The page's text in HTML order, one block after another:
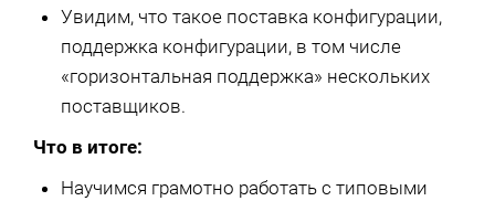
Увидим, что такое поставка конфигурации,
поддержка конфигурации, в том числе
«горизонтальная поддержка» нескольких
поставщиков.
Что в итоге:
Научимся грамотно работать с типовыми